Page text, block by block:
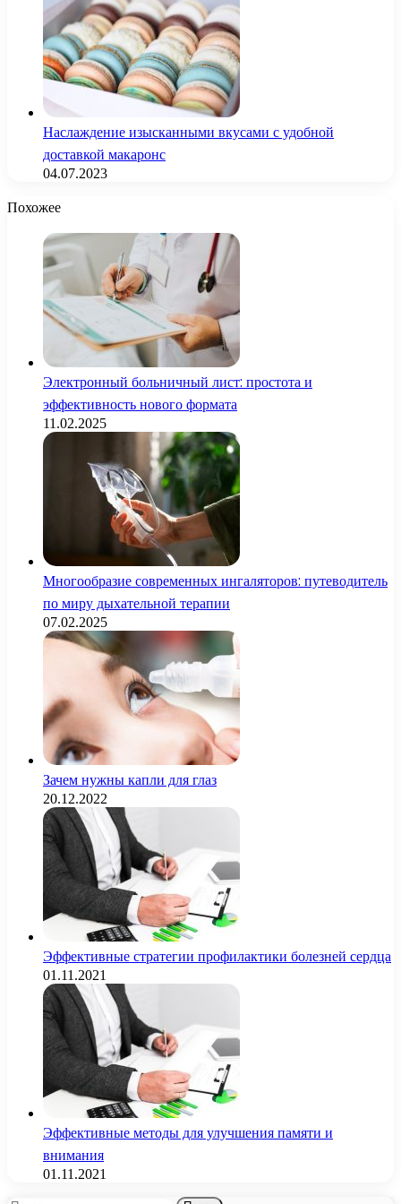
Наслаждение изысканными вкусами с удобной
доставкой макаронс
04.07.2023
Похожее
Электронный больничный лист: простота и
эффективность нового формата
11.02.2025
Многообразие современных ингаляторов: путеводитель
по миру дыхательной терапии
07.02.2025
Зачем нужны капли для глаз
20.12.2022
Эффективные стратегии профилактики болезней сердца
01.11.2021
Эффективные методы для улучшения памяти и
внимания
01.11.2021